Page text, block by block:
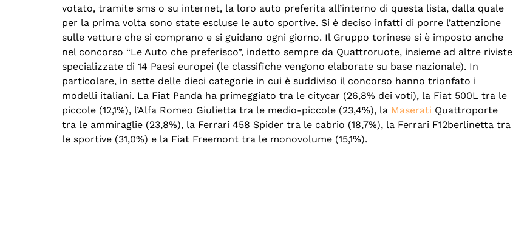
votato, tramite sms o su internet, la loro auto preferita all’interno di questa lista, dalla quale
per la prima volta sono state escluse le auto sportive. Si è deciso infatti di porre l’attenzione
sulle vetture che si comprano e si guidano ogni giorno. Il Gruppo torinese si è imposto anche
nel concorso “Le Auto che preferisco”, indetto sempre da Quattroruote, insieme ad altre riviste
specializzate di 14 Paesi europei (le classifiche vengono elaborate su base nazionale). In
particolare, in sette delle dieci categorie in cui è suddiviso il concorso hanno trionfato i
modelli italiani. La Fiat Panda ha primeggiato tra le citycar (26,8% dei voti), la Fiat 500L tra le
piccole (12,1%), l’Alfa Romeo Giulietta tra le medio-piccole (23,4%), la Maserati Quattroporte
tra le ammiraglie (23,8%), la Ferrari 458 Spider tra le cabrio (18,7%), la Ferrari F12berlinetta tra
le sportive (31,0%) e la Fiat Freemont tra le monovolume (15,1%).